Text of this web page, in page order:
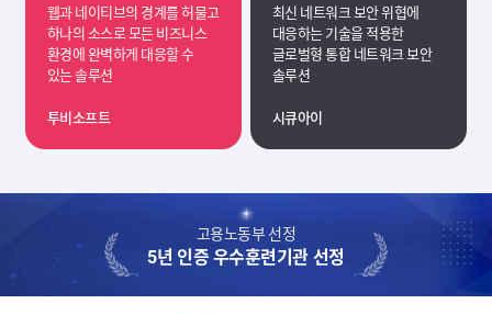
웹과 네이티브의 경계를 허물고
하나의 소스로 모든 비즈니스
환경에 완벽하게 대응할 수
있는 솔루션
투비소프트
최신 네트워크 보안 위협에
대응하는 기술을 적용한
글로벌형 통합 네트워크 보안
솔루션
시큐아이
고용노동부 선정
5년 인증 우수훈련기관 선정